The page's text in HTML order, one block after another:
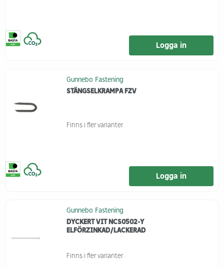
Logga in
Gunnebo Fastening
STÄNGSELKRAMPA FZV
Finns i fler varianter
Logga in
Gunnebo Fastening
DYCKERT VIT NCS0502-Y
ELFÖRZINKAD/LACKERAD
Finns i fler varianter